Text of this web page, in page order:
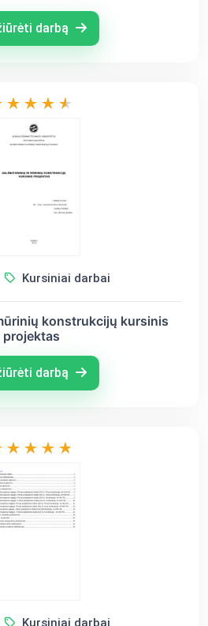
darbą
Kursiniai darbai
konstrukcijų kursinis
projektas
darbą
Kursiniai darbai